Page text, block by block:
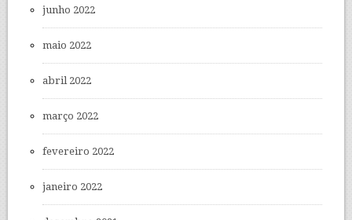
junho 2022
maio 2022
abril 2022
março 2022
fevereiro 2022
janeiro 2022